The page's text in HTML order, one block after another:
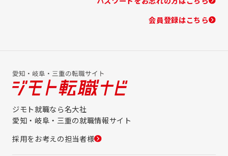
会員登録はこちら
ジモト就職なら名大社
愛知・岐阜・三重の就職情報サイト
採用をお考えの担当者様